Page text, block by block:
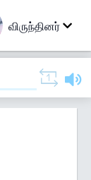
விருந்தினர்